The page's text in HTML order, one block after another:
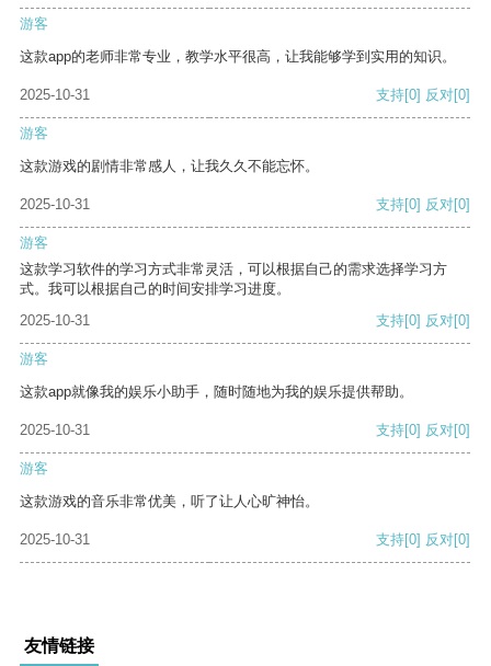
游客
这款app的老师非常专业，教学水平很高，让我能够学到实用的知识。
2025-10-31 支持[0] 反对[0]
游客
这款游戏的剧情非常感人，让我久久不能忘怀。
2025-10-31 支持[0] 反对[0]
游客
这款学习软件的学习方式非常灵活，可以根据自己的需求选择学习方
式。我可以根据自己的时间安排学习进度。
2025-10-31
支持[0] 反对[0]
游客
这款app就像我的娱乐小助手，随时随地为我的娱乐提供帮助。
2025-10-31 支持[0] 反对[0]
游客
这款游戏的音乐非常优美，听了让人心旷神怡。
2025-10-31 支持[0] 反对[0]
友情链接